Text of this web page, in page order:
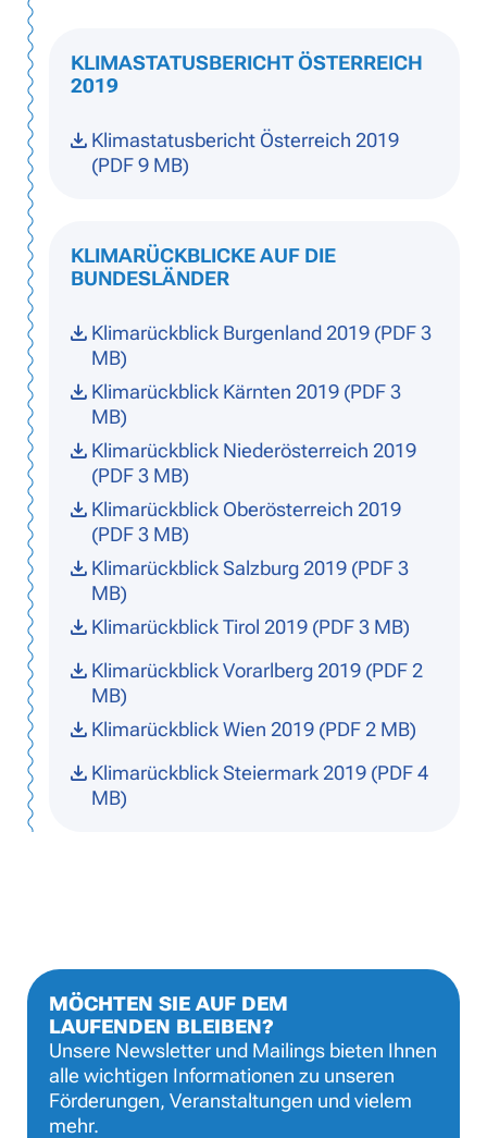
KLIMASTATUSBERICHT ÖSTERREICH
2019
Klimastatusbericht Österreich 2019
(PDF 9 MB)
KLIMARÜCKBLICKE AUF DIE
BUNDESLÄNDER
Klimarückblick Burgenland 2019 (PDF 3
MB)
Klimarückblick Kärnten 2019 (PDF 3
MB)
Klimarückblick Niederösterreich 2019
(PDF 3 MB)
Klimarückblick Oberösterreich 2019
(PDF 3 MB)
Klimarückblick Salzburg 2019 (PDF 3
MB)
Klimarückblick Tirol 2019 (PDF 3 MB)
Klimarückblick Vorarlberg 2019 (PDF 2
MB)
Klimarückblick Wien 2019 (PDF 2 MB)
Klimarückblick Steiermark 2019 (PDF 4
MB)
MÖCHTEN SIE AUF DEM
LAUFENDEN BLEIBEN?
Unsere Newsletter und Mailings bieten Ihnen
alle wichtigen Informationen zu unseren
Förderungen, Veranstaltungen und vielem
mehr.